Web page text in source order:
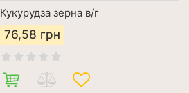
Кукурудза зерна в/г
76,58 грн